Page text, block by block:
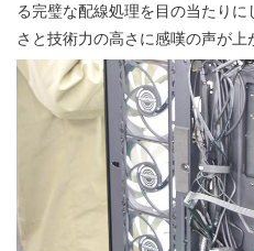
る完璧な配線処理を目の当たり
さと技術力の高さに感嘆の声が上